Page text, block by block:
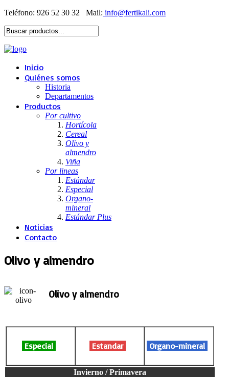
Teléfono: 926 52 30 32 Mail:
Inicio
Quiénes somos
Historia
Departamentos
Productos
Por cultivo
Hortícola
Cereal
Olivo y
almendro
Viña
Por lineas
Estándar
Especial
Organo-
mineral
Estándar Plus
Noticias
Contacto
Olivo y almendro
Olivo y almendro
Especial Estandar Organo-mineral
Invierno / Primavera